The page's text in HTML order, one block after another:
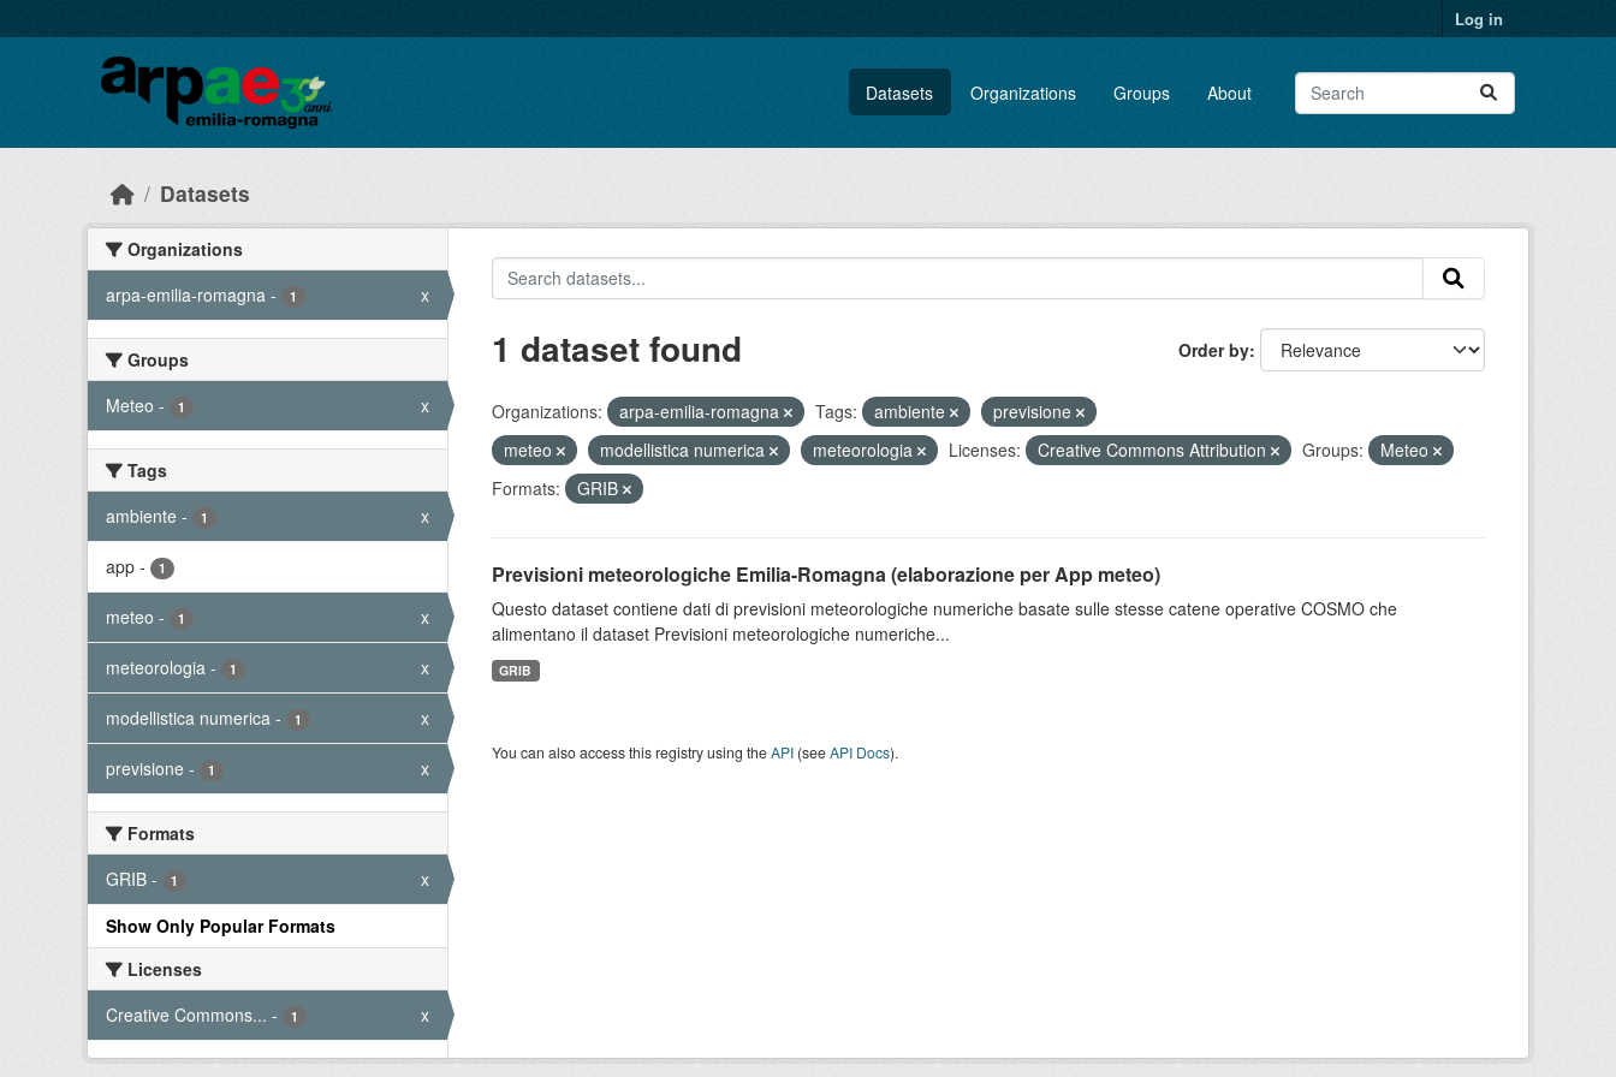
Log in
Datasets Organizations Groups About
Datasets
Organizations
arpa-emilia-romagna - 1 x
Groups
Meteo - 1 x
Tags
ambiente - 1 x
app - 1
meteo - 1 x
meteorologia - 1 x
modellistica numerica - 1 x
previsione - 1 x
Formats
GRIB - 1
x
Show Only Popular Formats
Licenses
Creative Commons... - 1 x
Order by
1 dataset found
Organizations: arpa-emilia-romagna Tags: ambiente
previsione
meteo
modellistica numerica meteorologia Licenses: Creative Commons Attribution Groups:
Meteo
Formats:
GRIB
Previsioni meteorologiche Emilia-Romagna (elaborazione per App meteo)
Questo dataset contiene dati di previsioni meteorologiche numeriche basate sulle stesse catene operative COSMO che
alimentano il dataset Previsioni meteorologiche numeriche...
GRIB
You can also access this registry using theAPI(seeAPI Docs).